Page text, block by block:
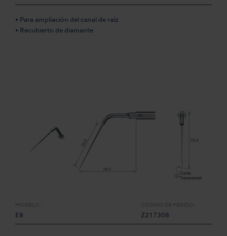
• Para ampliación del canal de raíz
• Recubierto de diamante
MODELO:
E8
CÓDIGO DE PEDIDO:
Z217308